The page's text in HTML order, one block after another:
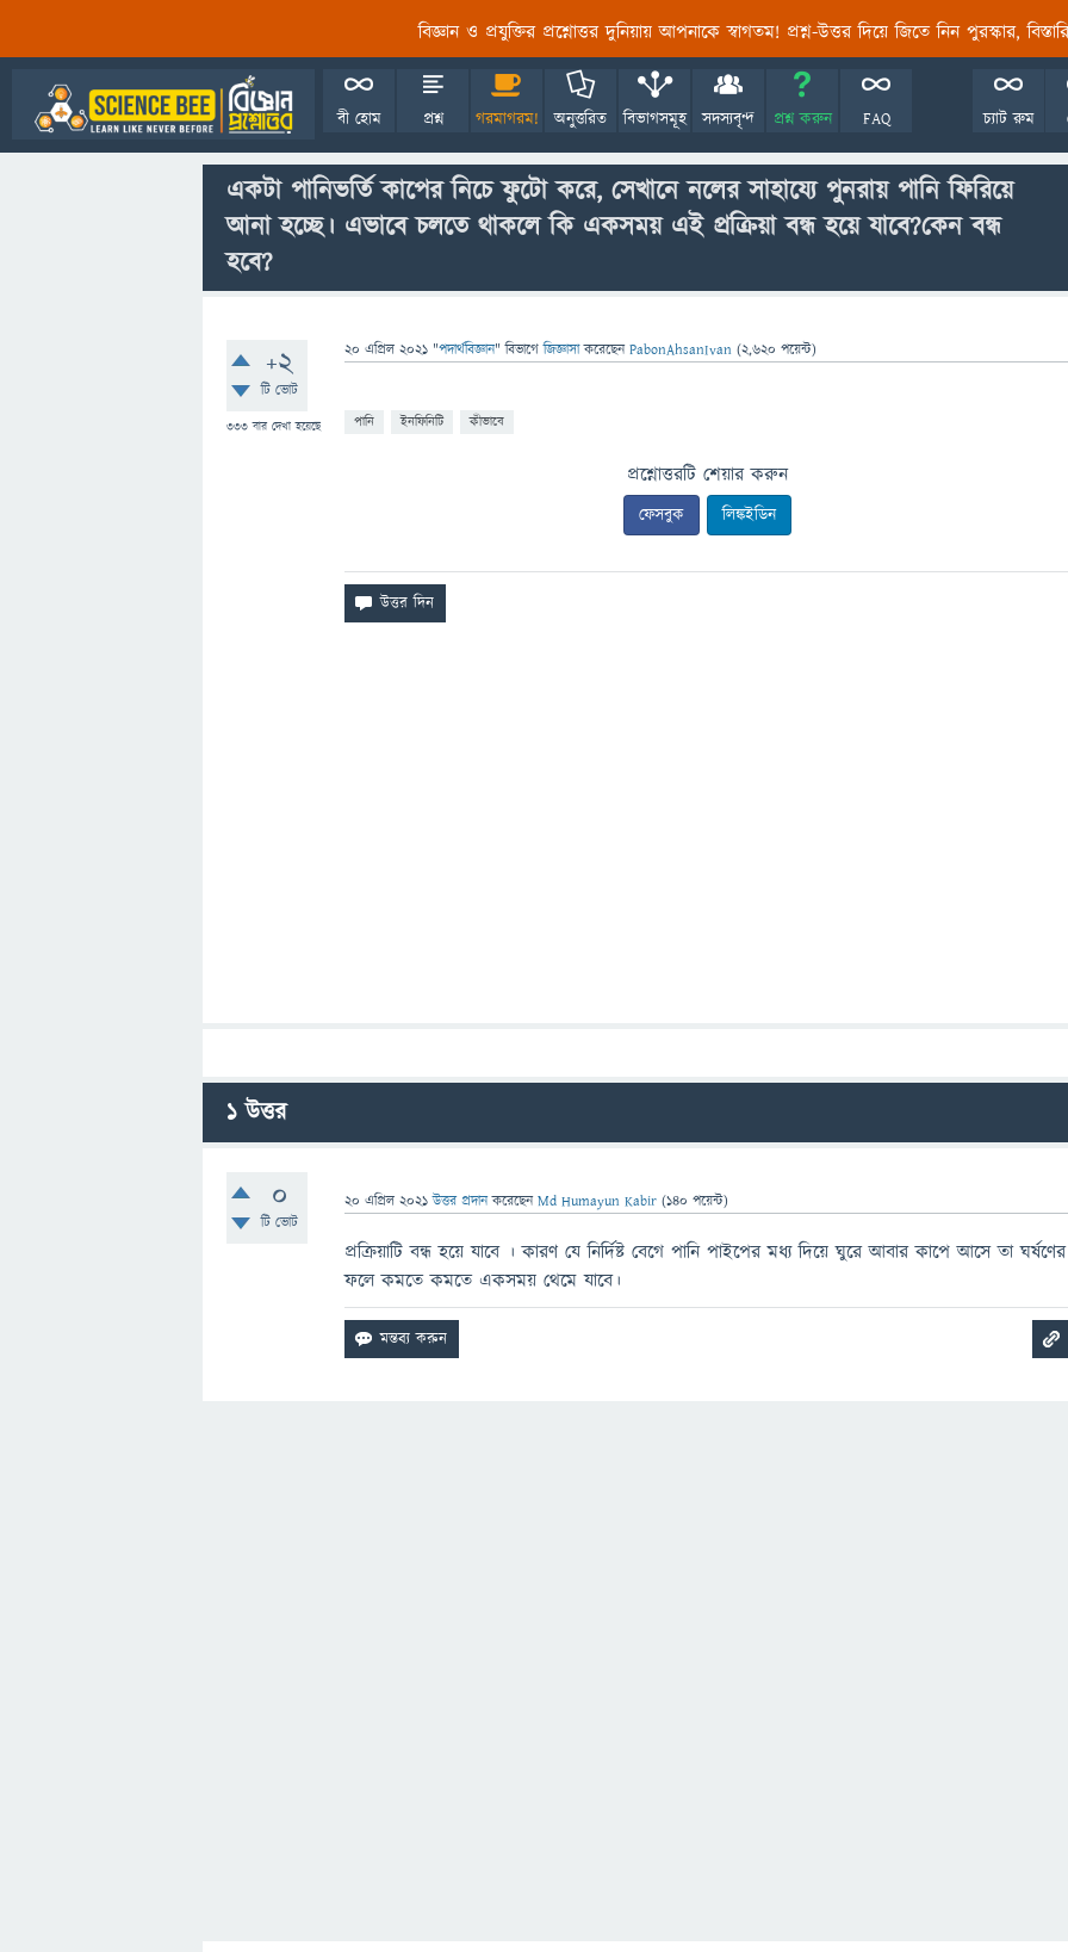
বিজ্ঞান ও প্রযুক্তির প্রশ্নোত্তর দুনিয়ায় আপনাকে স্বাগতম! প্রশ্ন-উত্তর দিয়ে জিতে নিন পুরস্কার,
বী হোম প্রশ্ন গরমাগরম! অনুত্তরিত বিভাগসমূহ সদস্যবৃন্দ প্রশ্ন করুন FAQ চ্যাট রুম
একটা পানিভর্তি কাপের নিচে ফুটো করে, সেখানে নলের সাহায্যে পুনরায় পানি ফিরিয়ে
আনা হচ্ছে। এভাবে চলতে থাকলে কি একসময় এই প্রক্রিয়া বন্ধ হয়ে যাবে?কেন বন্ধ
হবে?
+2
টি ভোট
333 বার দেখা হয়েছে
20 এপ্রিল 2021 "পদার্থবিজ্ঞান" বিভাগে জিজ্ঞাসাকরেছেনPabonAhsanIvan (2,620 পয়েন্ট)
পানি ইনফিনিটি কীভাবে
প্রশ্নোত্তরটি শেয়ার করুন
ফেসবুক লিঙ্কইডিন
1উত্তর
0
টি ভোট
20 এপ্রিল 2021 উত্তর প্রদান করেছেনMd Humayun Kabir (140 পয়েন্ট)
প্রক্রিয়াটি বন্ধ হয়ে যাবে । কারণ যে নির্দিষ্ট বেগে পানি পাইপের মধ্য দিয়ে ঘুরে আবার কাপে আসে তা ঘর্ষণের
ফলে কমতে কমতে একসময় থেমে যাবে।